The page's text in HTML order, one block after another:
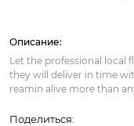
Описание:
Let the professional local
they will deliver in time
reamin alive more than
Поделиться: